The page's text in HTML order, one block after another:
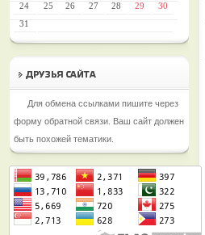
24
25 26 27 28 29
30
31
Для обмена ссылками пишите через
форму обратной связи. Ваш сайт должен
быть похожей тематики.